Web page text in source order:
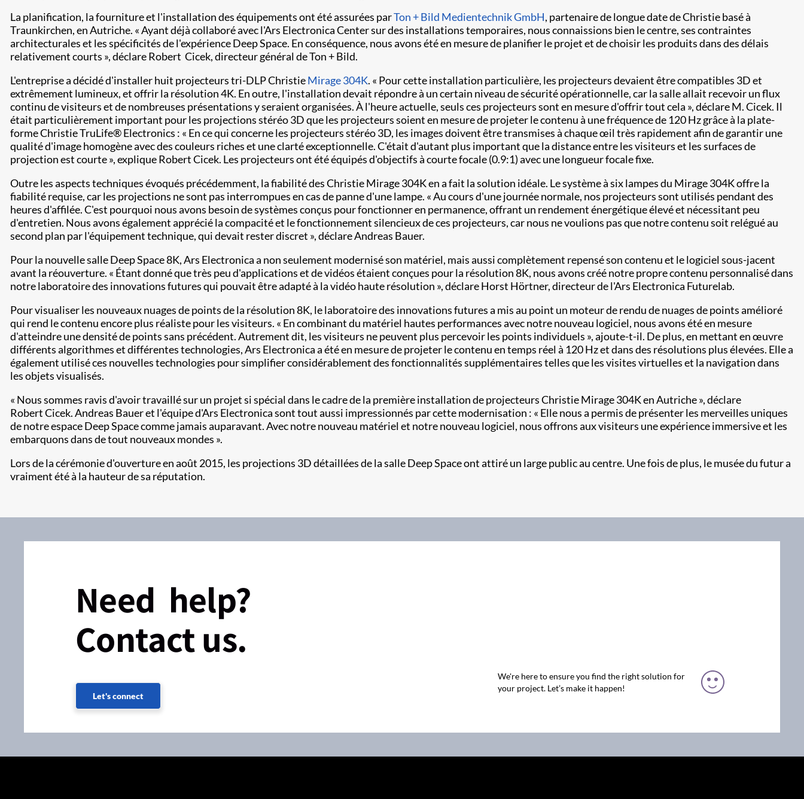
La planification, la fourniture et l'installation des équipements ont été assurées parTon + Bild Medientechnik GmbH, partenaire de longue date de Christie basé à
Traunkirchen, en Autriche. « Ayant déjà collaboré avec l'Ars Electronica Center sur des installations temporaires, nous connaissions bien le centre, ses contraintes
architecturales et les spécificités de l'expérience Deep Space. En conséquence, nous avons été en mesure de planifier le projet et de choisir les produits dans des délais
relativement courts », déclare Robert Cicek, directeur général de Ton + Bild.
L'entreprise a décidé d'installer huit projecteurs tri-DLP ChristieMirage 304K. « Pour cette installation particulière, les projecteurs devaient être compatibles 3D et
extrêmement lumineux, et offrir la résolution 4K. En outre, l'installation devait répondre à un certain niveau de sécurité opérationnelle, car la salle allait recevoir un flux
continu de visiteurs et de nombreuses présentations y seraient organisées. À l'heure actuelle, seuls ces projecteurs sont en mesure d'offrir tout cela », déclare M. Cicek. Il
était particulièrement important pour les projections stéréo 3D que les projecteurs soient en mesure de projeter le contenu à une fréquence de 120 Hz grâce à la plate-
forme Christie TruLife® Electronics : « En ce qui concerne les projecteurs stéréo 3D, les images doivent être transmises à chaque œil très rapidement afin de garantir une
qualité d'image homogène avec des couleurs riches et une clarté exceptionnelle. C'était d'autant plus important que la distance entre les visiteurs et les surfaces de
projection est courte », explique Robert Cicek. Les projecteurs ont été équipés d'objectifs à courte focale (0.9:1) avec une longueur focale fixe.
Outre les aspects techniques évoqués précédemment, la fiabilité des Christie Mirage 304K en a fait la solution idéale. Le système à six lampes du Mirage 304K offre la
fiabilité requise, car les projections ne sont pas interrompues en cas de panne d'une lampe. « Au cours d'une journée normale, nos projecteurs sont utilisés pendant des
heures d'affilée. C'est pourquoi nous avons besoin de systèmes conçus pour fonctionner en permanence, offrant un rendement énergétique élevé et nécessitant peu
d'entretien. Nous avons également apprécié la compacité et le fonctionnement silencieux de ces projecteurs, car nous ne voulions pas que notre contenu soit relégué au
second plan par l'équipement technique, qui devait rester discret », déclare Andreas Bauer.
Pour la nouvelle salle Deep Space 8K, Ars Electronica a non seulement modernisé son matériel, mais aussi complètement repensé son contenu et le logiciel sous-jacent
avant la réouverture. « Étant donné que très peu d'applications et de vidéos étaient conçues pour la résolution 8K, nous avons créé notre propre contenu personnalisé dans
notre laboratoire des innovations futures qui pouvait être adapté à la vidéo haute résolution », déclare Horst Hörtner, directeur de l'Ars Electronica Futurelab.
Pour visualiser les nouveaux nuages de points de la résolution 8K, le laboratoire des innovations futures a mis au point un moteur de rendu de nuages de points amélioré
qui rend le contenu encore plus réaliste pour les visiteurs. « En combinant du matériel hautes performances avec notre nouveau logiciel, nous avons été en mesure
d'atteindre une densité de points sans précédent. Autrement dit, les visiteurs ne peuvent plus percevoir les points individuels », ajoute-t-il. De plus, en mettant en œuvre
différents algorithmes et différentes technologies, Ars Electronica a été en mesure de projeter le contenu en temps réel à 120 Hz et dans des résolutions plus élevées. Elle a
également utilisé ces nouvelles technologies pour simplifier considérablement des fonctionnalités supplémentaires telles que les visites virtuelles et la navigation dans
les objets visualisés.
« Nous sommes ravis d'avoir travaillé sur un projet si spécial dans le cadre de la première installation de projecteurs Christie Mirage 304K en Autriche », déclare
Robert Cicek. Andreas Bauer et l'équipe d'Ars Electronica sont tout aussi impressionnés par cette modernisation : « Elle nous a permis de présenter les merveilles uniques
de notre espace Deep Space comme jamais auparavant. Avec notre nouveau matériel et notre nouveau logiciel, nous offrons aux visiteurs une expérience immersive et les
embarquons dans de tout nouveaux mondes ».
Lors de la cérémonie d'ouverture en août 2015, les projections 3D détaillées de la salle Deep Space ont attiré un large public au centre. Une fois de plus, le musée du futur a
vraiment été à la hauteur de sa réputation.
Need help?
Contact us.
Let's connect
We're here to ensure you find the right solution for
your project. Let’s make it happen!